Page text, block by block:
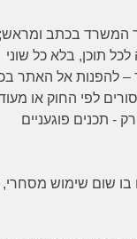
המשרד בכתב
תוכן, בלא כל שוני
– להפנות אל האתר
לפי החוק או
- תכנים פוגעניים
שום שימוש מסחרי,